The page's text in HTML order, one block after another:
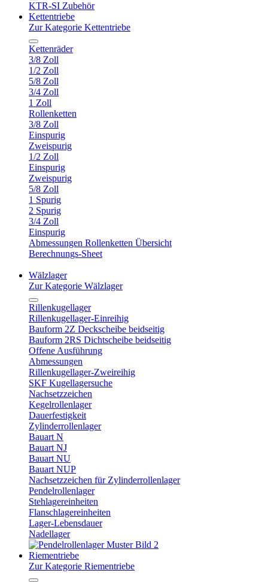
KTR-SI Zubehör
Kettentriebe
Zur Kategorie Kettentriebe
Kettenräder
3/8 Zoll
1/2 Zoll
5/8 Zoll
3/4 Zoll
1 Zoll
Rollenketten
3/8 Zoll
Einspurig
Zweispurig
1/2 Zoll
Einspurig
Zweispurig
5/8 Zoll
1 Spurig
2 Spurig
3/4 Zoll
Einspurig
Abmessungen Rollenketten Übersicht
Berechnungs-Sheet
Wälzlager
Zur Kategorie Wälzlager
Rillenkugellager
Rillenkugellager-Einreihig
Bauform 2Z Deckscheibe beidseitig
Bauform 2RS Dichtscheibe beidseitig
Offene Ausführung
Abmessungen
Rillenkugellager-Zweireihig
SKF Kugellagersuche
Nachsetzzeichen
Kegelrollenlager
Dauerfestigkeit
Zylinderrollenlager
Bauart N
Bauart NJ
Bauart NU
Bauart NUP
Nachsetzzeichen für Zylinderrollenlager
Pendelrollenlager
Stehlagereinheiten
Flanschlagereinheiten
Lager-Lebensdauer
Nadellager
Riementriebe
Zur Kategorie Riementriebe